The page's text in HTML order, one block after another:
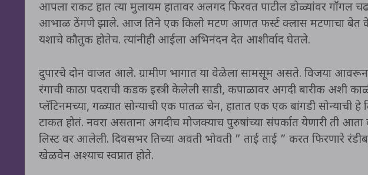
आपला राकट हात त्या मुलायम हातावर अलगद फिरवत पाटील डोळ्यांवर गॉगल
आभाळ ठेंगणे झाले. आज तिने एक किलो मटण आणत फर्स्ट क्लास मटणाचा बेत
यशाचे कौतुक होतेच. त्यांनीही आईला अभिनंदन देत आशीर्वाद घेतले.
दुपारचे दोन वाजत आले. ग्रामीण भागात या वेळेला सामसूम असते. विजया
रंगाची काठा पदराची कडक इस्त्री केलेली साडी, कपाळावर अगदी बारीक अशी
प्लॅटिनमच्या, गळ्यात सोन्याची एक पातळ चेन, हातात एक एक बांगडी सोन्याची
टाकत होतं. नवरा असताना अगदीच मोजक्याच पुरुषांच्या संपर्कात येणारी ती आता
लिस्ट वर आलेली. दिवसभर तिच्या अवती भोवती ” ताई ताई ” करत फिरणारे
खेळवेन अश्याच स्वप्नात होते.